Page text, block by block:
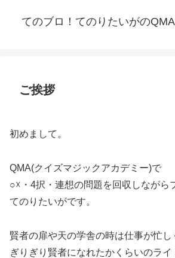
てのブロ！てのりたいがの
ご挨拶
初めまして。
QMA(クイズマジックアカデミー)で
○☓・4択・連想の問題を回収しながら
てのりたいがです。
賢者の扉や天の学舎の時は仕事が忙し
ぎりぎり賢者になれたかくらいのラ